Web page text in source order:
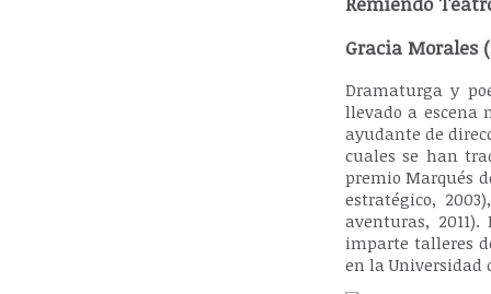
Gracia Morales
Dramaturga y
llevado a escena
ayudante de
cuales se han
premio Marqués
estratégico,
aventuras,
imparte talleres
en la Universidad